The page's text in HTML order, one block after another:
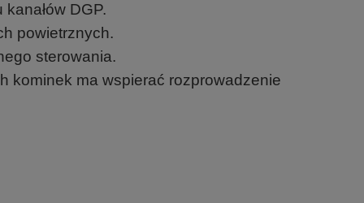
DGP.
powietrznych.
sterowania.
kominek ma wspierać rozprowadzenie